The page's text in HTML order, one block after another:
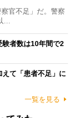
官不足」だ。警察
…
験者数は10年間で2
えて「患者不足」に
一覧を見る